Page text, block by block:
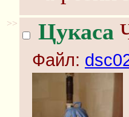
>> Цукаса
Файл: